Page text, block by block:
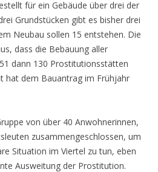
für ein Gebäude über drei der
Grundstücken gibt es bisher drei
Neubau sollen 15 entstehen. Die
dass die Bebauung aller
dann 130 Prostitutionsstätten
hat dem Bauantrag im Frühjahr
von über 40 Anwohnerinnen,
zusammengeschlossen, um
Situation im Viertel zu tun, eben
Ausweitung der Prostitution.